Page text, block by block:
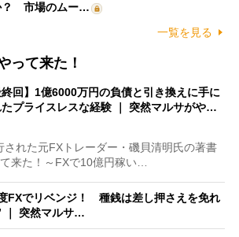
？ 市場のムー…
一覧を見る
って来た！
終回】1億6000万円の負債と引き換えに手に
たプライスレスな経験 ｜ 突然マルサがや…
れた元FXトレーダー・磯貝清明氏の著書
て来た！～FXで10億円稼い…
FXでリベンジ！ 種銭は差し押さえを免れ
｜ 突然マルサ…